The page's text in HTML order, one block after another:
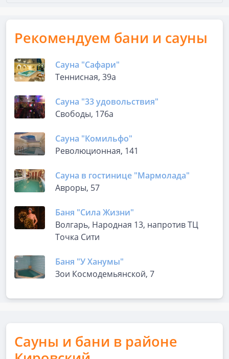
Рекомендуем бани и сауны
Сауна "Сафари"
Теннисная, 39а
Сауна "33 удовольствия"
Свободы, 176а
Сауна "Комильфо"
Революционная, 141
Сауна в гостинице "Мармолада"
Авроры, 57
Баня "Сила Жизни"
Волгарь, Народная 13, напротив ТЦ
Точка Сити
Баня "У Ханумы"
Зои Космодемьянской, 7
Сауны и бани в районе